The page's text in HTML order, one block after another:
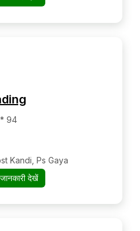
94
Kandi, Ps Gaya
देखें